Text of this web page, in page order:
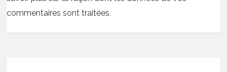
commentaires sont traitées.